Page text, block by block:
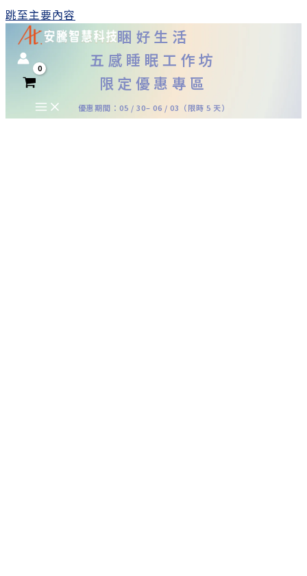
跳至主要內容
睏好生活
五感睡眠工作坊
限定優惠專區
優惠期間：05 / 30– 06 / 03（限時 5 天）